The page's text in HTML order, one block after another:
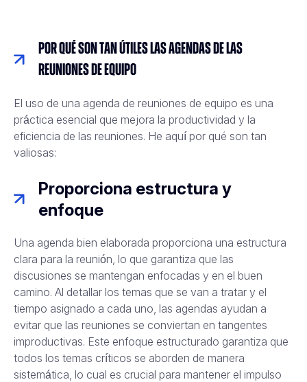
Por qué son tan útiles las agendas de las
reuniones de equipo
El uso de una agenda de reuniones de equipo es una
práctica esencial que mejora la productividad y la
eficiencia de las reuniones. He aquí por qué son tan
valiosas:
Proporciona estructura y
enfoque
Una agenda bien elaborada proporciona una estructura
clara para la reunión, lo que garantiza que las
discusiones se mantengan enfocadas y en el buen
camino. Al detallar los temas que se van a tratar y el
tiempo asignado a cada uno, las agendas ayudan a
evitar que las reuniones se conviertan en tangentes
improductivas. Este enfoque estructurado garantiza que
todos los temas críticos se aborden de manera
sistemática, lo cual es crucial para mantener el impulso